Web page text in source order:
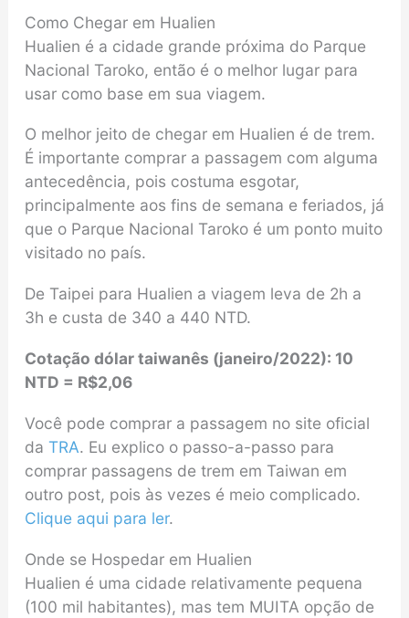
Como Chegar em Hualien
Hualien é a cidade grande próxima do Parque
Nacional Taroko, então é o melhor lugar para
usar como base em sua viagem.
O melhor jeito de chegar em Hualien é de trem.
É importante comprar a passagem com alguma
antecedência, pois costuma esgotar,
principalmente aos fins de semana e feriados, já
que o Parque Nacional Taroko é um ponto muito
visitado no país.
De Taipei para Hualien a viagem leva de 2h a
3h e custa de 340 a 440 NTD.
Cotação dólar taiwanês (janeiro/2022): 10
NTD = R$2,06
Você pode comprar a passagem no site oficial
da TRA. Eu explico o passo-a-passo para
comprar passagens de trem em Taiwan em
outro post, pois às vezes é meio complicado.
Clique aqui para ler.
Onde se Hospedar em Hualien
Hualien é uma cidade relativamente pequena
(100 mil habitantes), mas tem MUITA opção de